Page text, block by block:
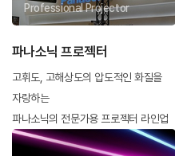
Professional Projector
파나소닉 프로젝터
고휘도, 고해상도의 압도적인 화질을
자랑하는
파나소닉의 전문가용 프로젝터 라인업